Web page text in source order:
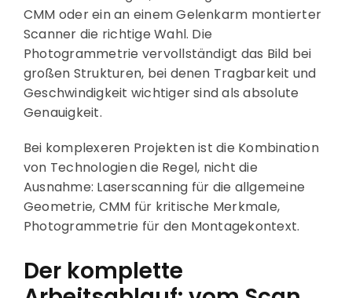
CMM oder ein an einem Gelenkarm montierter
Scanner die richtige Wahl. Die
Photogrammetrie vervollständigt das Bild bei
großen Strukturen, bei denen Tragbarkeit und
Geschwindigkeit wichtiger sind als absolute
Genauigkeit.
Bei komplexeren Projekten ist die Kombination
von Technologien die Regel, nicht die
Ausnahme: Laserscanning für die allgemeine
Geometrie, CMM für kritische Merkmale,
Photogrammetrie für den Montagekontext.
Der komplette